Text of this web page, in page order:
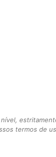
termos de